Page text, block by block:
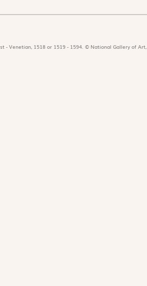
- Venetian, 1518 or 1519 - 1594. © National Gallery of Art,